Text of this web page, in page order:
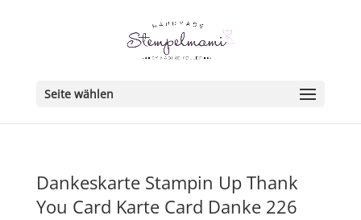
Seite wählen
Dankeskarte Stampin Up Thank
You Card Karte Card Danke 226